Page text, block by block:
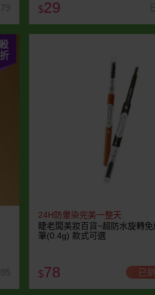
$29
折
24H防暈染完美一整天
睫老闆美妝百貨~超防水旋轉
筆(0.4g) 款式可選
$78 已